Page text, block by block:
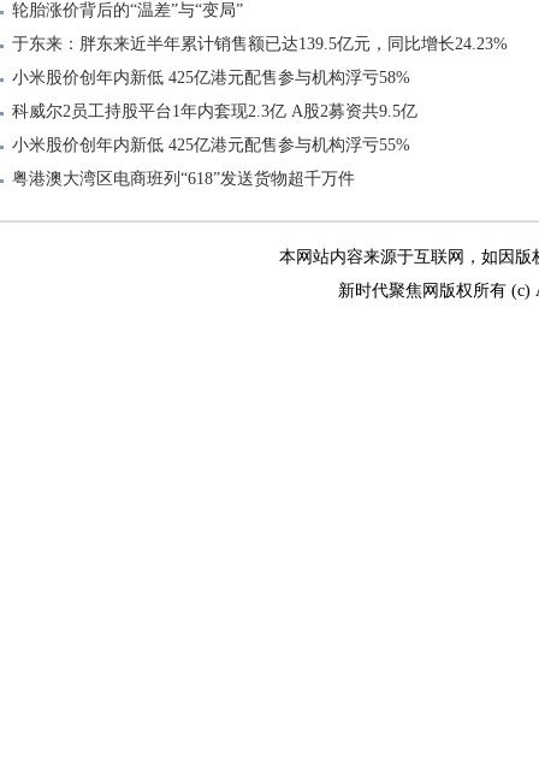
轮胎涨价背后的“温差”与“变局”
于东来：胖东来近半年累计销售额已达139.5亿元，同比增长24.23%
小米股价创年内新低 425亿港元配售参与机构浮亏58%
科威尔2员工持股平台1年内套现2.3亿 A股2募资共9.5亿
小米股价创年内新低 425亿港元配售参与机构浮亏55%
粤港澳大湾区电商班列“618”发送货物超千万件
本网站内容来源于互联网，如因版
新时代聚焦网版权所有 (c)